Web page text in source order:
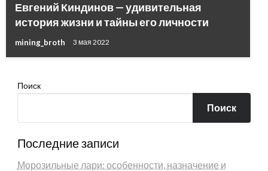
Евгений Киндинов — удивительная
история жизни и тайны его личности
mining_broth 3 мая 2022
Поиск
Поиск
Последние записи
Морозильные лари: особенности, назначение и